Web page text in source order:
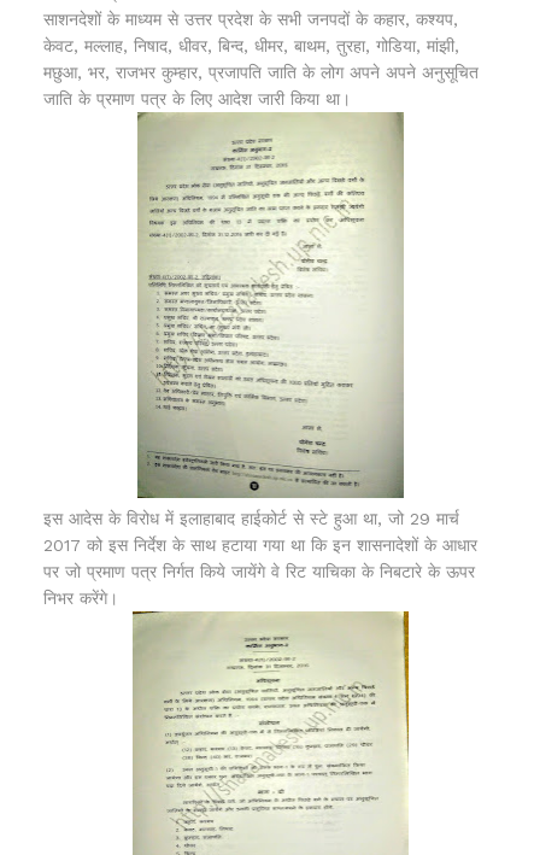
साशनदेशों के माध्यम से उत्तर प्रदेश के सभी जनपदों के कहार, कश्यप,
केवट, मल्लाह, निषाद, धीवर, बिन्द, धीमर, बाथम, तुरहा, गोडिया, मांझी,
मछुआ, भर, राजभर कुम्हार, प्रजापति जाति के लोग अपने अपने अनुसूचित
जाति के प्रमाण पत्र के लिए आदेश जारी किया था।
इस आदेस के विरोध में इलाहाबाद हाईकोर्ट से स्टे हुआ था, जो 29 मार्च
2017 को इस निर्देश के साथ हटाया गया था कि इन शासनादेशों के आधार
पर जो प्रमाण पत्र निर्गत किये जायेंगे वे रिट याचिका के निबटारे के ऊपर
निभर करेंगे।